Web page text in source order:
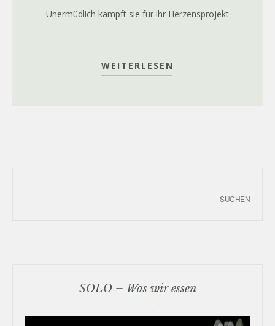
Unermüdlich kämpft sie für ihr Herzensprojekt
WEITERLESEN
SOLO – Was wir essen